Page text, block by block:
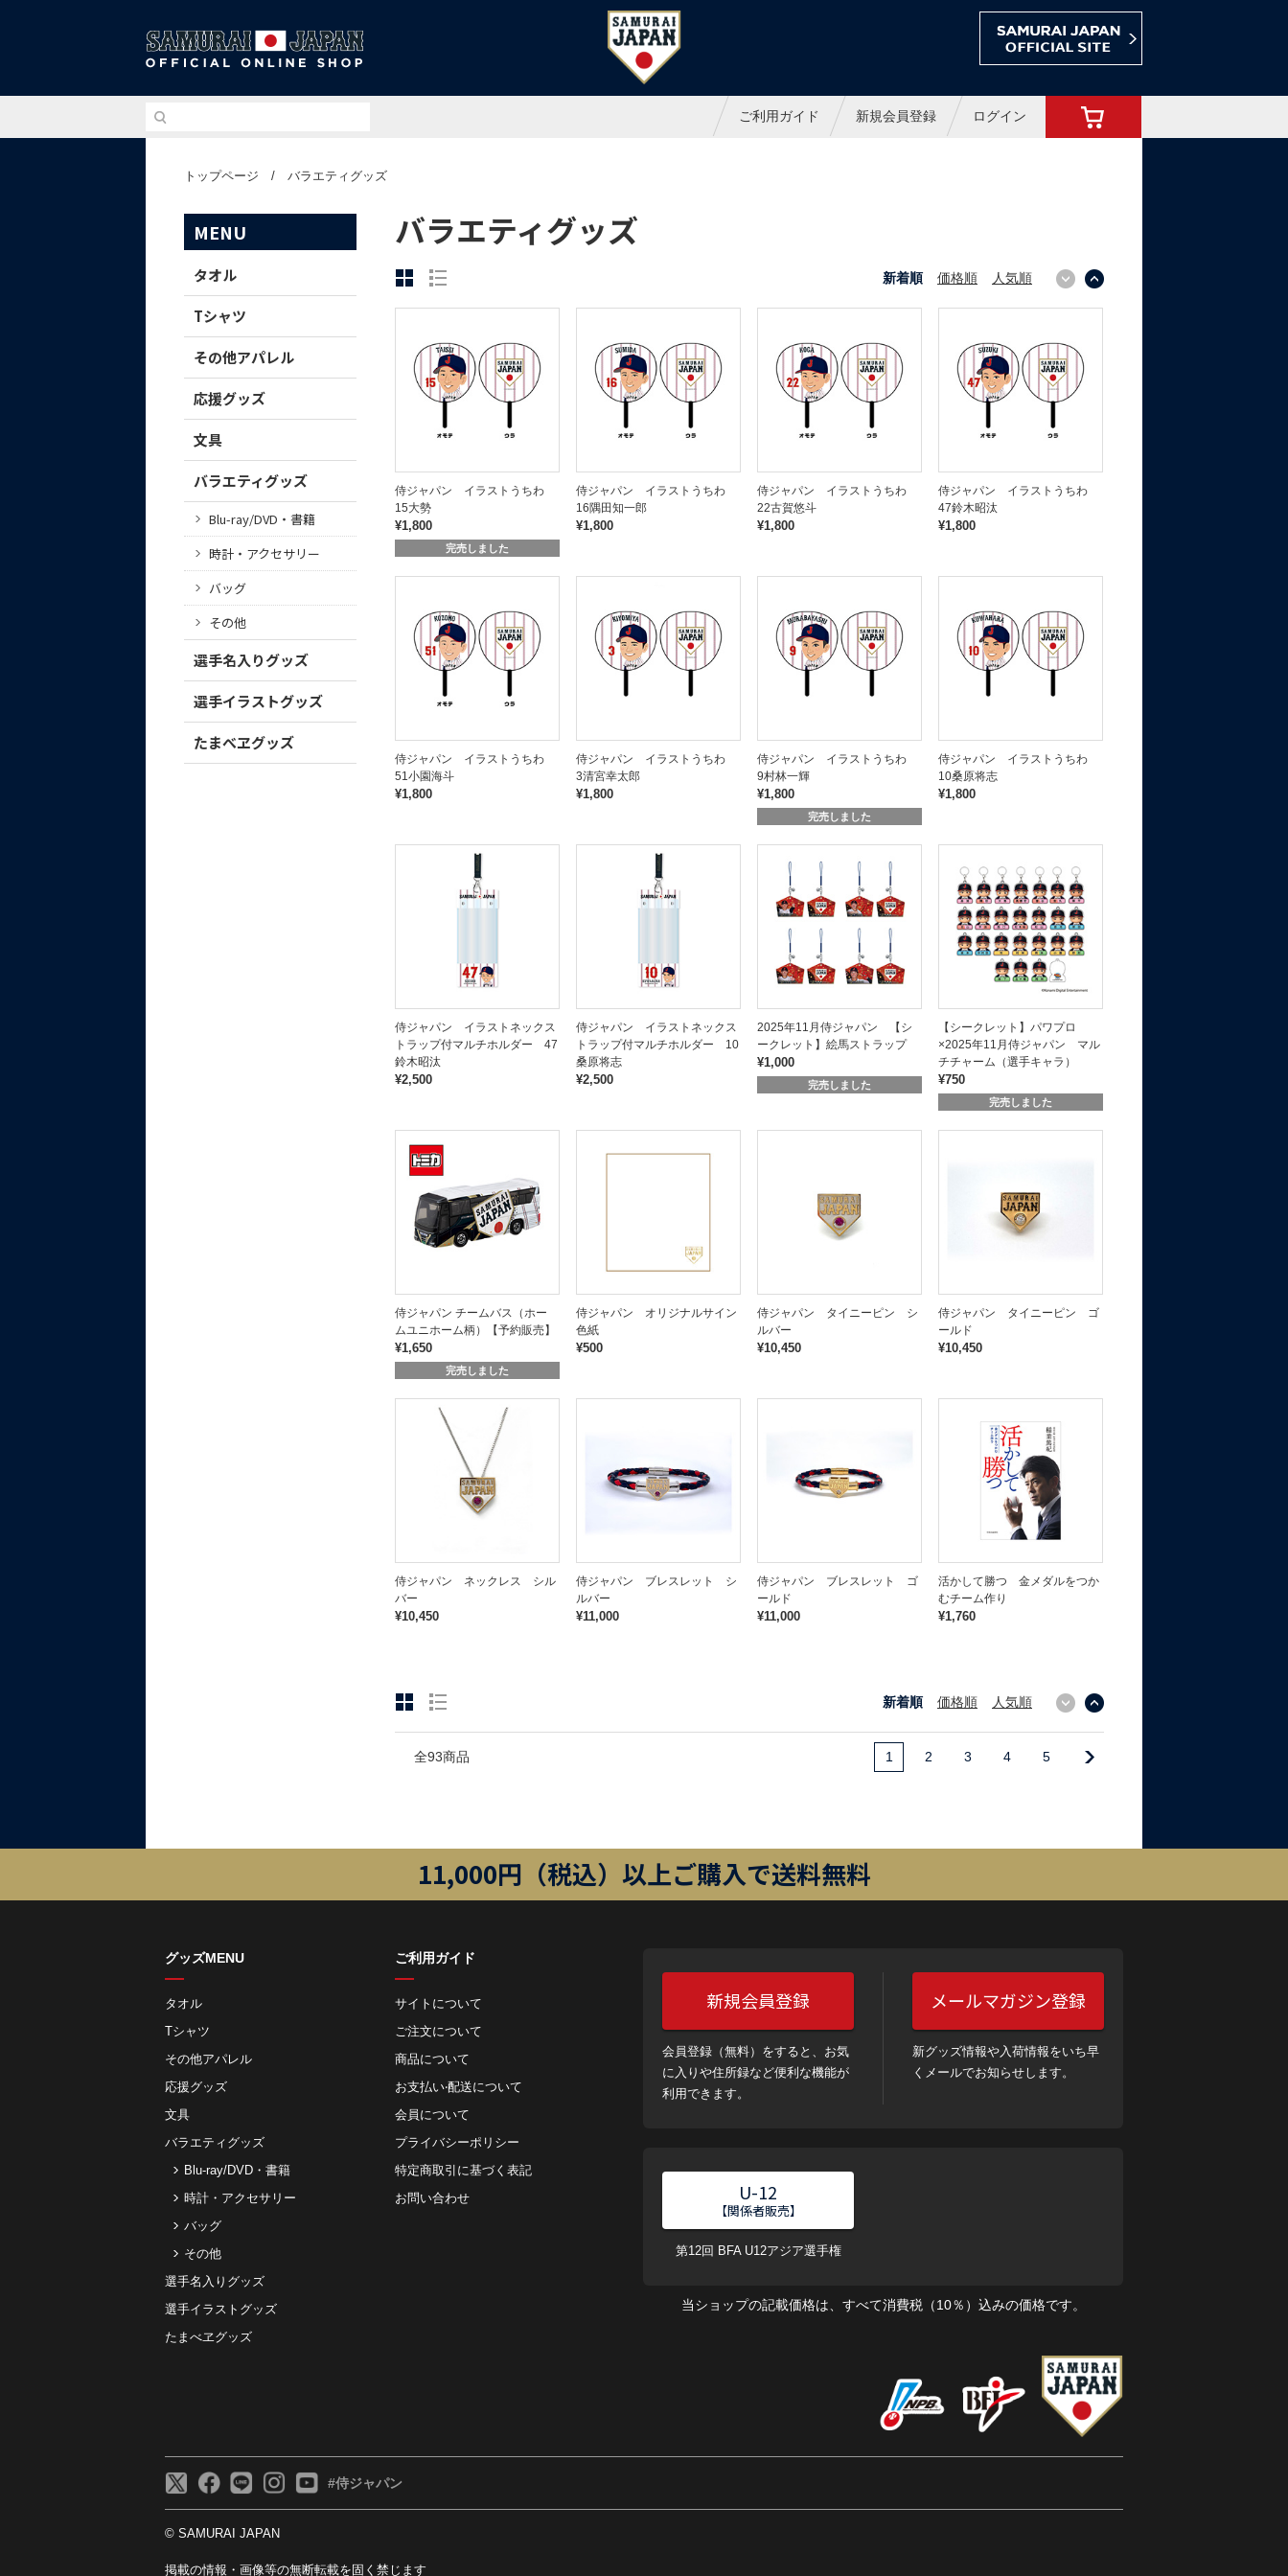
侍ジャパンオフィシャルオンラインショップ
ご利用ガイド 新規会員登録 ログイン
トップページ / バラエティグッズ
MENU
タオル
Tシャツ
その他アパレル
応援グッズ
文具
バラエティグッズ
Blu-ray/DVD・書籍
時計・アクセサリー
バッグ
その他
選手名入りグッズ
選手イラストグッズ
たまべヱグッズ
バラエティグッズ
新着順 価格順 人気順
侍ジャパン イラストうちわ
15大勢
¥1,800
完売しました
侍ジャパン イラストうちわ
16隅田知一郎
¥1,800
侍ジャパン イラストうちわ
22古賀悠斗
¥1,800
侍ジャパン イラストうちわ
47鈴木昭汰
¥1,800
侍ジャパン イラストうちわ
51小園海斗
¥1,800
侍ジャパン イラストうちわ
3清宮幸太郎
¥1,800
侍ジャパン イラストうちわ
9村林一輝
¥1,800
完売しました
侍ジャパン イラストうちわ
10桑原将志
¥1,800
侍ジャパン イラストネックス
トラップ付マルチホルダー 47
鈴木昭汰
¥2,500
侍ジャパン イラストネックス
トラップ付マルチホルダー 10
桑原将志
¥2,500
2025年11月侍ジャパン 【シ
ークレット】絵馬ストラップ
¥1,000
完売しました
【シークレット】パワプロ
×2025年11月侍ジャパン マル
チチャーム（選手キャラ）
¥750
完売しました
侍ジャパン チームバス（ホー
ムユニホーム柄）【予約販売】
¥1,650
完売しました
侍ジャパン オリジナルサイン
色紙
¥500
侍ジャパン タイニーピン シ
ルバー
¥10,450
侍ジャパン タイニーピン ゴ
ールド
¥10,450
侍ジャパン ネックレス シル
バー
¥10,450
侍ジャパン ブレスレット シ
ルバー
¥11,000
侍ジャパン ブレスレット ゴ
ールド
¥11,000
活かして勝つ 金メダルをつか
むチーム作り
¥1,760
新着順 価格順 人気順
全93商品 1 2 3 4 5
11,000円（税込）以上ご購入で送料無料
グッズMENU
タオル
Tシャツ
その他アパレル
応援グッズ
文具
バラエティグッズ
Blu-ray/DVD・書籍
時計・アクセサリー
バッグ
その他
選手名入りグッズ
選手イラストグッズ
たまべヱグッズ
ご利用ガイド
サイトについて
ご注⽂について
商品について
お⽀払い‧配送について
会員について
プライバシーポリシー
特定商取引に基づく表記
お問い合わせ
新規会員登録
会員登録（無料）をすると、お気
に入りや住所録など便利な機能が
利用できます。
メールマガジン登録
新グッズ情報や入荷情報をいち早
くメールでお知らせします。
U-12
【関係者販売】
第12回 BFA U12アジア選手権
当ショップの記載価格は、すべて消費税（10％）込みの価格です。
#侍ジャパン
© SAMURAI JAPAN
掲載の情報・画像等の無断転載を固く禁じます